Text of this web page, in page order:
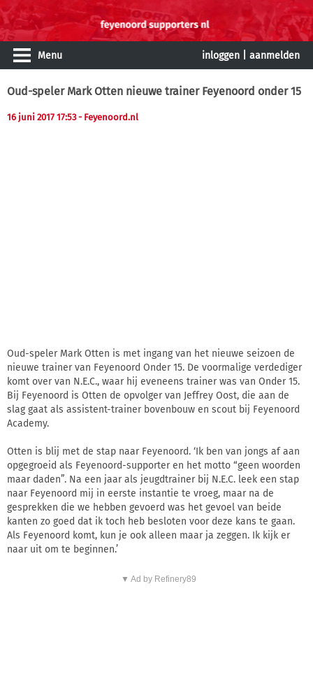
Menu inloggen aanmelden
Oud-speler Mark Otten nieuwe trainer Feyenoord onder 15
16 juni 2017 17:53- Feyenoord.nl
Oud-speler Mark Otten is met ingang van het nieuwe seizoen de
nieuwe trainer van Feyenoord Onder 15. De voormalige verdediger
komt over van N.E.C., waar hij eveneens trainer was van Onder 15.
Bij Feyenoord is Otten de opvolger van Jeffrey Oost, die aan de
slag gaat als assistent-trainer bovenbouw en scout bij Feyenoord
Academy.
Otten is blij met de stap naar Feyenoord. ‘Ik ben van jongs af aan
opgegroeid als Feyenoord-supporter en het motto “geen woorden
maar daden”. Na een jaar als jeugdtrainer bij N.E.C. leek een stap
naar Feyenoord mij in eerste instantie te vroeg, maar na de
gesprekken die we hebben gevoerd was het gevoel van beide
kanten zo goed dat ik toch heb besloten voor deze kans te gaan.
Als Feyenoord komt, kun je ook alleen maar ja zeggen. Ik kijk er
naar uit om te beginnen.’
▼ Ad by Refinery89